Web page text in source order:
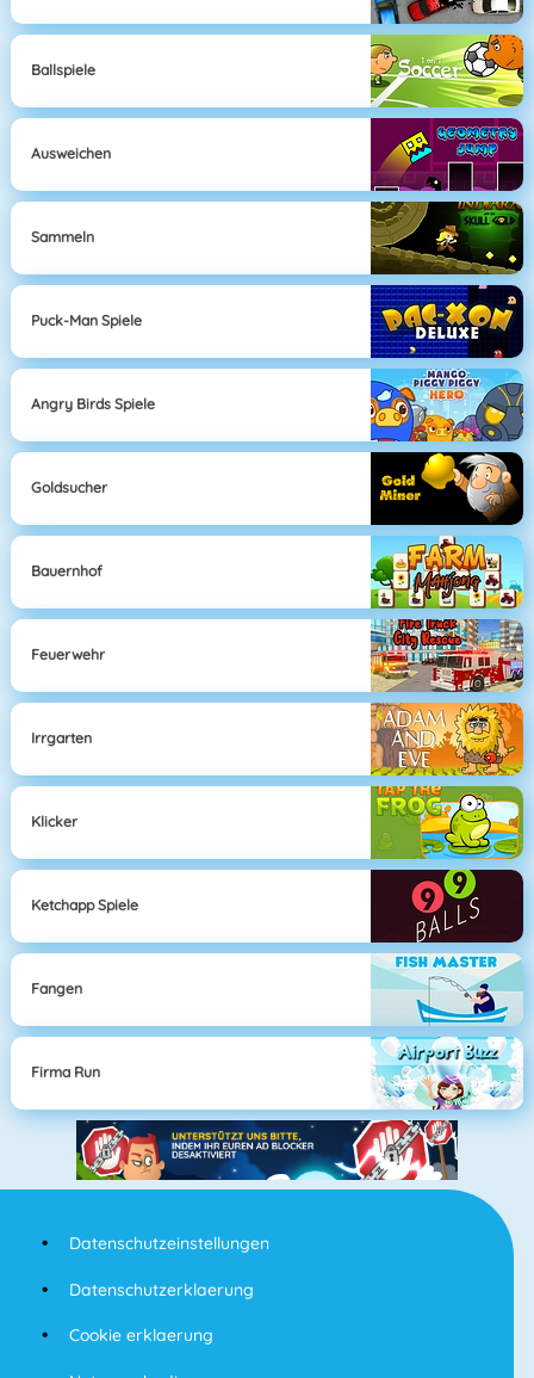
Ballspiele
Ausweichen
Sammeln
Puck-Man Spiele
Angry Birds Spiele
Goldsucher
Bauernhof
Feuerwehr
Irrgarten
Klicker
Ketchapp Spiele
Fangen
Firma Run
Datenschutzeinstellungen
Datenschutzerklaerung
Cookie erklaerung